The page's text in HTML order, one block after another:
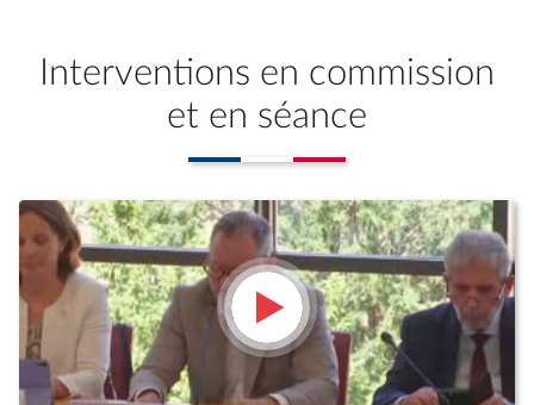
Interventions en commission
et en séance